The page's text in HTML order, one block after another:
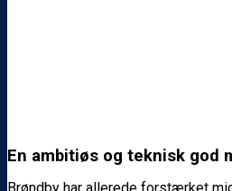
En ambitiøs og teknisk god